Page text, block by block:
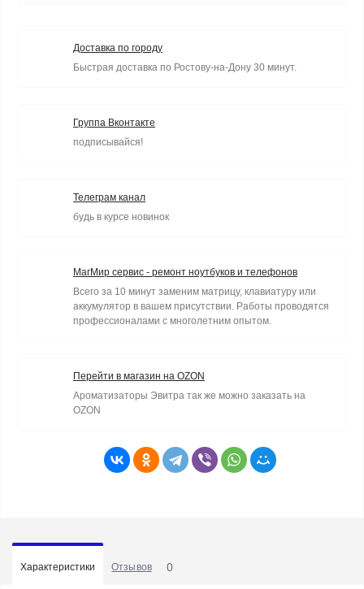
Доставка по городу
Быстрая доставка по Ростову-на-Дону 30 минут.
Группа Вконтакте
подписывайся!
Телеграм канал
будь в курсе новинок
МагМир сервис - ремонт ноутбуков и телефонов
Всего за 10 минут заменим матрицу, клавиатуру или
аккумулятор в вашем присутствии. Работы проводятся
профессионалами с многолетним опытом.
Перейти в магазин на OZON
Ароматизаторы Эвитра так же можно заказать на
OZON
Характеристики Отзывов 0